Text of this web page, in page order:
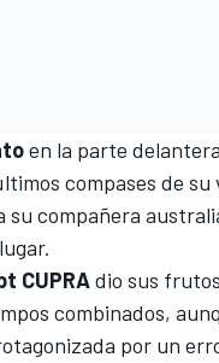
en la parte
compases de
su compañera
CUPRAdio sus
combinados,
por un